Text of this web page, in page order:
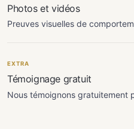
Photos et vidéos
Preuves visuelles de
EXTRA
Témoignage gratuit
Nous témoignons gratuitement